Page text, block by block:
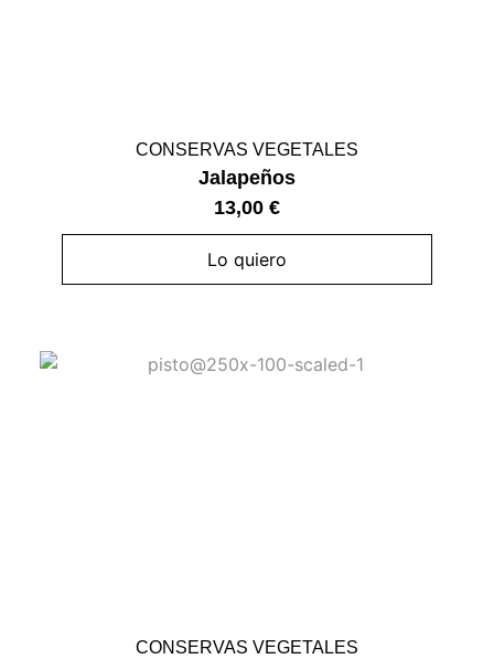
CONSERVAS VEGETALES
Jalapeños
13,00 €
Lo quiero
CONSERVAS VEGETALES